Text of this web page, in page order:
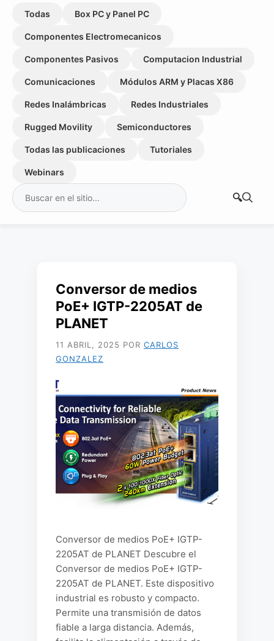
Todas Box PC y Panel PC
Componentes Electromecanicos
Componentes Pasivos Computacion Industrial
Comunicaciones Módulos ARM y Placas X86
Redes Inalámbricas Redes Industriales
Rugged Movility Semiconductores
Todas las publicaciones Tutoriales
Webinars
Buscar:
Conversor de medios
PoE+ IGTP-2205AT de
PLANET
11 ABRIL, 2025 POR CARLOS
GONZALEZ
Conversor de medios PoE+ IGTP-
2205AT de PLANET Descubre el
Conversor de medios PoE+ IGTP-
2205AT de PLANET. Este dispositivo
industrial es robusto y compacto.
Permite una transmisión de datos
fiable a larga distancia. Además,